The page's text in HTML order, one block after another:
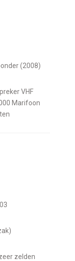
(2008)
Marifoon